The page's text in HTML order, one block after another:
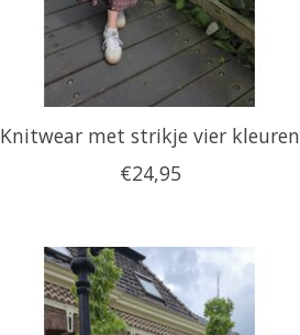
Knitwear met strikje vier kleuren
€24,95